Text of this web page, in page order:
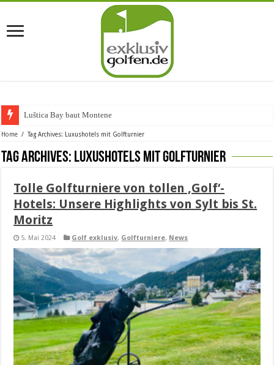
Luštica Bay baut Montenegros e
Home / Tag Archives: Luxushotels mit Golfturnier
Tag Archives: Luxushotels mit Golfturnier
Tolle Golfturniere von tollen ‚Golf‘-
Hotels: Unsere Highlights von Sylt bis St.
Moritz
5. Mai 2024 Golf exklusiv, Golfturniere, News